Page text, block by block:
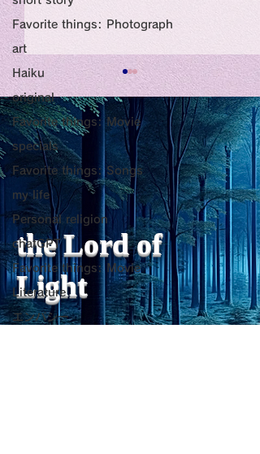
Favorite things: Photograph
art
Haiku
original
Favorite things: Movie
specials
Favorite things: Songs
my life
Personal religion
chatGPT
Favorite things: Movie
Literature
エンパシー
Title: Death Affirmation
as a Generator of
Mental Vitality
AbstractThis paper argues
that “death affirmation” is
fundamentally different
from the classical
psychological concept of
“death acceptance.”
Death acceptance tends
to function as an entropic
leveling
the Lord of
Light